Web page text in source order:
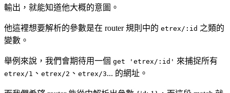
輸出，就能知道他大概的意圖。
他這裡想要解析的參數是在 router 規則中的 etrex/:id 之類的
變數。
舉例來說，我們會期待用一個 get 'etrex/:id' 來捕捉所有
etrex/1 、 etrex/2 、 etrex/3... 的網址。